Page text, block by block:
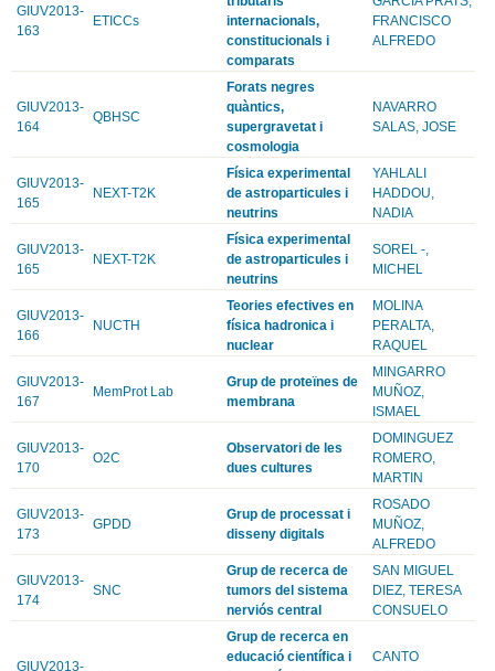
GIUV2013-
163
ETICCs
internacionals,
constitucionals i
comparats
FRANCISCO
ALFREDO
GIUV2013-
164
QBHSC
Forats negres
quàntics,
supergravetat i
cosmologia
NAVARRO
SALAS, JOSE
GIUV2013-
165
NEXT-T2K
Física experimental
de astroparticules i
neutrins
YAHLALI
HADDOU,
NADIA
GIUV2013-
165
NEXT-T2K
Física experimental
de astroparticules i
neutrins
SOREL -,
MICHEL
GIUV2013-
166
NUCTH
Teories efectives en
física hadronica i
nuclear
MOLINA
PERALTA,
RAQUEL
GIUV2013-
167
MemProt Lab
Grup de proteïnes de
membrana
MINGARRO
MUÑOZ,
ISMAEL
GIUV2013-
170
O2C
Observatori de les
dues cultures
DOMINGUEZ
ROMERO,
MARTIN
GIUV2013-
173
GPDD
Grup de processat i
disseny digitals
ROSADO
MUÑOZ,
ALFREDO
GIUV2013-
174
SNC
Grup de recerca de
tumors del sistema
nerviós central
SAN MIGUEL
DIEZ, TERESA
CONSUELO
GIUV2013-
Grup de recerca en
educació científica i
CANTO